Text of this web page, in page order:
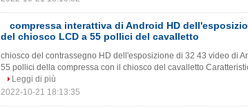
compressa interattiva di Android HD
del chiosco LCD a 55 pollici del cavalletto
chiosco del contrassegno HD dell'esposizione di 32 43 video di
55 pollici della compressa con il chiosco del cavalletto
Leggi di più
2022-10-21 18:13:35